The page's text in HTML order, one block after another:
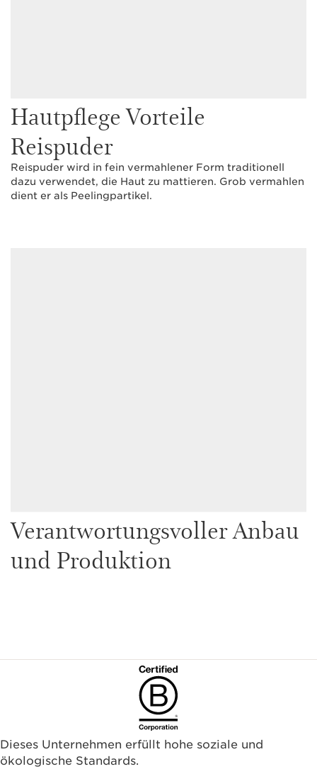
Hautpflege Vorteile
Reispuder
Reispuder wird in fein vermahlener Form traditionell
dazu verwendet, die Haut zu mattieren. Grob vermahlen
dient er als Peelingpartikel.
Verantwortungsvoller Anbau
und Produktion
Dieses Unternehmen erfüllt hohe soziale und
ökologische Standards.